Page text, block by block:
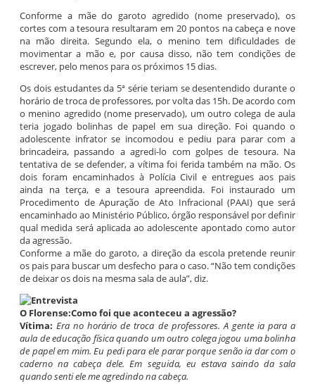
Conforme a mãe do garoto agredido (nome preservado), os
cortes com a tesoura resultaram em 20 pontos na cabeça e nove
na mão direita. Segundo ela, o menino tem dificuldades de
movimentar a mão e, por causa disso, não tem condições de
escrever, pelo menos para os próximos 15 dias.
Os dois estudantes da 5ª série teriam se desentendido durante o
horário de troca de professores, por volta das 15h. De acordo com
o menino agredido (nome preservado), um outro colega de aula
teria jogado bolinhas de papel em sua direção. Foi quando o
adolescente infrator se incomodou e pediu para parar com a
brincadeira, passando a agredi-lo com golpes de tesoura. Na
tentativa de se defender, a vítima foi ferida também na mão. Os
dois foram encaminhados à Polícia Civil e entregues aos pais
ainda na terça, e a tesoura apreendida. Foi instaurado um
Procedimento de Apuração de Ato Infracional (PAAI) que será
encaminhado ao Ministério Público, órgão responsável por definir
qual medida será aplicada ao adolescente apontado como autor
da agressão.
Conforme a mãe do garoto, a direção da escola pretende reunir
os pais para buscar um desfecho para o caso. “Não tem condições
de deixar os dois na mesma sala de aula”, diz.
Entrevista
O Florense:Como foi que aconteceu a agressão?
Vítima: Era no horário de troca de professores. A gente ia para a
aula de educação física quando um outro colega jogou uma bolinha
de papel em mim. Eu pedi para ele parar porque senão ia dar com o
caderno na cabeça dele. Em seguida, eu estava saindo da sala
quando senti ele me agredindo na cabeça.